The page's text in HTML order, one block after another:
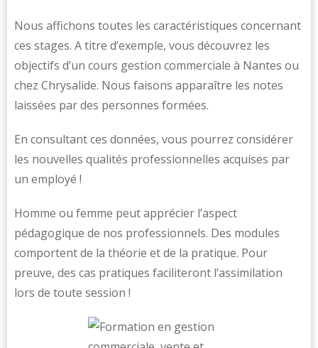
Nous affichons toutes les caractéristiques concernant
ces stages. A titre d’exemple, vous découvrez les
objectifs d’un cours gestion commerciale à Nantes ou
chez Chrysalide. Nous faisons apparaître les notes
laissées par des personnes formées.
En consultant ces données, vous pourrez considérer
les nouvelles qualités professionnelles acquises par
un employé !
Homme ou femme peut apprécier l’aspect
pédagogique de nos professionnels. Des modules
comportent de la théorie et de la pratique. Pour
preuve, des cas pratiques faciliteront l’assimilation
lors de toute session !